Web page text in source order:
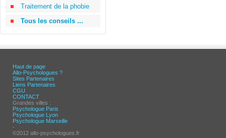
Traitement de la phobie
Tous les conseils ...
Haut de page
Allo-Psychologues ?
Sites Partenaires
Liens Partenaires
CGU
CONTACT
Grandes villes :
Psychologue Paris
Psychologue Lyon
Psychologue Marseille
-
©2012 allo-psychologues.fr